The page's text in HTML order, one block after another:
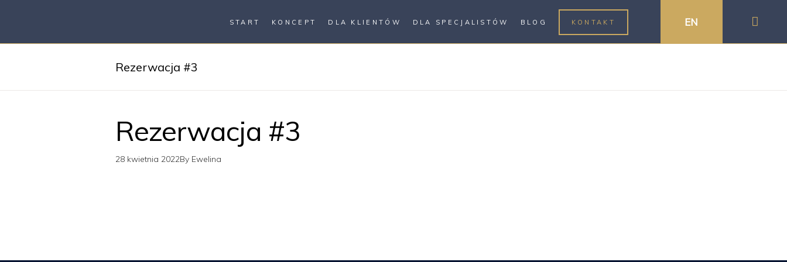
START KONCEPT DLA KLIENTÓW DLA SPECJALISTÓW BLOG KONTAKT EN
Rezerwacja #3
Rezerwacja #3
28 kwietnia 2022By Ewelina